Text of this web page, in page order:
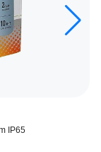
IP65